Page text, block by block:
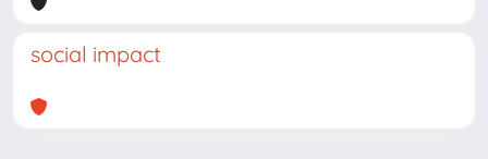
social impact